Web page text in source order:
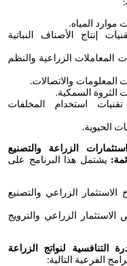
موارد المياه.
إنتاج الأصناف النباتية
المعاملات الزراعية والنظم
المعلومات والاتصالات.
الثروة السمكية.
استخدام المخلفات
الحيوية.
الزراعة والتصنيع
يشتمل هذا البرنامج على
الاستثمار الزراعي والتصنيع
الزراعي والترويج
التنافسية لنواتج الزراعة
الفرعية التالية: